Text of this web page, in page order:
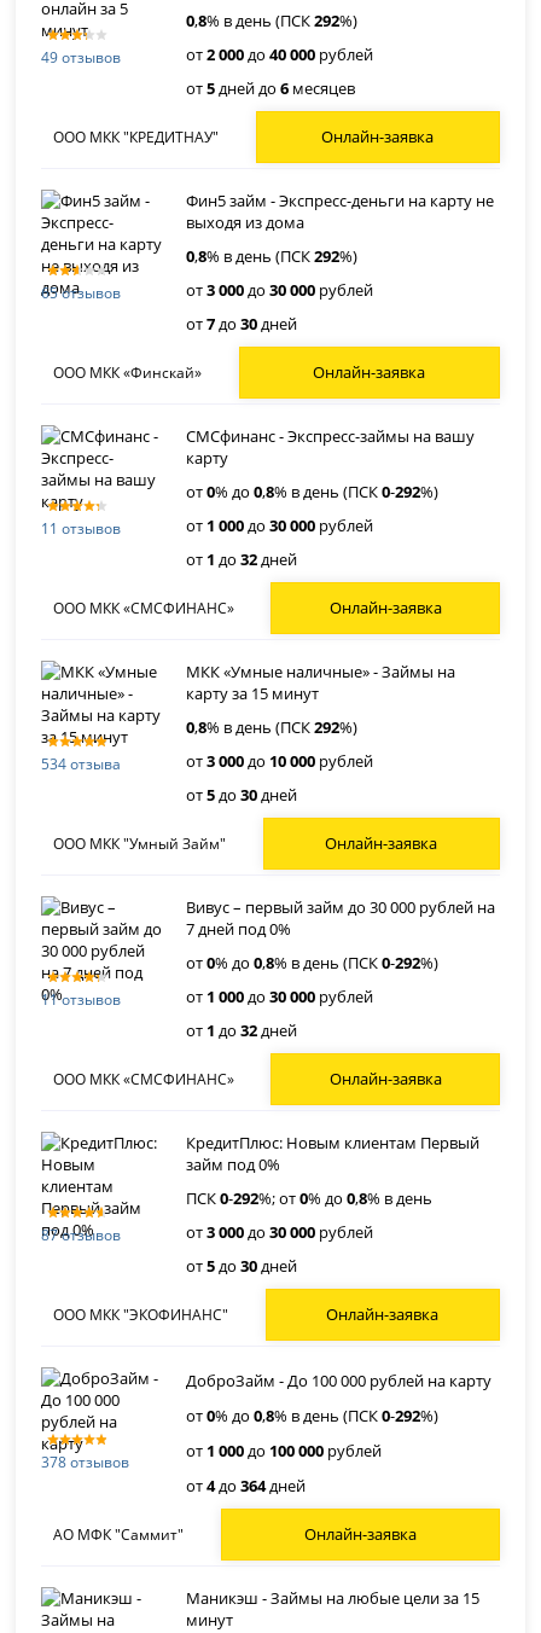
49 отзывов
0,8% в день (ПСК292%)
от2 000до40 000 рублей
от5дней до6 месяцев
ООО МКК "КРЕДИТНАУ" Онлайн-заявка
65 отзывов
Фин5 займ - Экспресс-деньги на карту не
выходя из дома
0,8% в день (ПСК292%)
от3 000до30 000 рублей
от7до30дней
ООО МКК «Финскай» Онлайн-заявка
11 отзывов
СМСфинанс - Экспресс-займы на вашу
карту
от0% до0,8% в день (ПСК0-292%)
от 1 000до30 000 рублей
от 1 до32дней
ООО МКК «СМСФИНАНС» Онлайн-заявка
534 отзыва
МКК «Умные наличные» - Займы на
карту за 15 минут
0,8% в день (ПСК292%)
от3 000до 10 000 рублей
от5до30дней
ООО МКК "Умный Займ" Онлайн-заявка
11 отзывов
Вивус – первый займ до 30 000 рублей на
7 дней под 0%
от0% до0,8% в день (ПСК0-292%)
от 1 000до30 000 рублей
от 1 до32дней
ООО МКК «СМСФИНАНС» Онлайн-заявка
87 отзывов
КредитПлюс: Новым клиентам Первый
займ под 0%
ПСК0-292%; от0% до0,8% в день
от3 000до30 000 рублей
от5до30дней
ООО МКК "ЭКОФИНАНС" Онлайн-заявка
378 отзывов
ДоброЗайм - До 100 000 рублей на карту
от0% до0,8% в день (ПСК0-292%)
от 1 000до 100 000 рублей
от4до364дней
АО МФК "Саммит" Онлайн-заявка
Маникэш - Займы на любые цели за 15
минут